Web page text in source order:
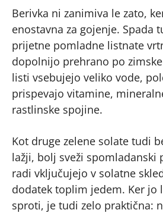
Berivka ni zanimiva le zato,
enostavna za gojenje. Spada
prijetne pomladne listnate
dopolnijo prehrano po
listi vsebujejo veliko vode,
prispevajo vitamine,
rastlinske spojine.
Kot druge zelene solate tudi
lažji, bolj sveži spomladanski
radi vključujejo v solatne
dodatek toplim jedem. Ker jo
sproti, je tudi zelo praktična: